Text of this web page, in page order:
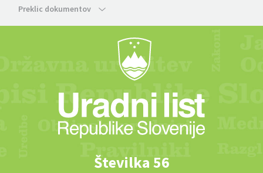
Preklic dokumentov
Številka 56